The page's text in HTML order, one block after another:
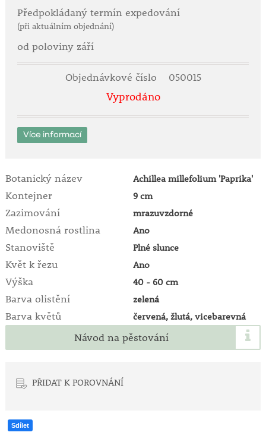
Předpokládaný termín expedování
(při aktuálním objednání)
od poloviny září
Objednávkové číslo 050015
Vyprodáno
Více informací
Botanický název Achillea millefolium 'Paprika'
Kontejner 9 cm
Zazimování mrazuvzdorné
Medonosná rostlina Ano
Stanoviště Plné slunce
Květ k řezu Ano
Výška 40 - 60 cm
Barva olistění zelená
Barva květů červená, žlutá, vicebarevná
Návod na pěstování
PŘIDAT K POROVNÁNÍ
Sdílet